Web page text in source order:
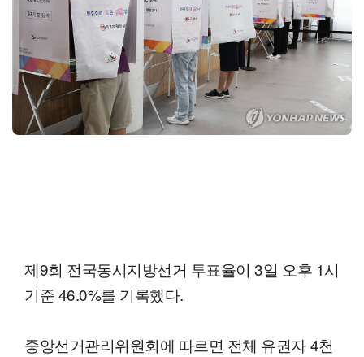
제9회 전국동시지방선거 투표율이 3일 오후 1시
기준 46.0%를 기록했다.
중앙선거관리위원회에 따르면 전체 유권자 4천